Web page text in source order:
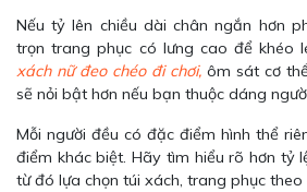
Nếu tỷ lên chiều dài chân ngắn hơn
trọn trang phục có lưng cao để khéo
xách nữ đeo chéo đi chơi, ôm sát cơ
sẽ nỏi bật hơn nếu bạn thuộc dáng
Mỗi người đều có đặc điểm hình thể
điểm khác biệt. Hãy tìm hiểu rõ hơn tỷ
từ đó lựa chọn túi xách, trang phục